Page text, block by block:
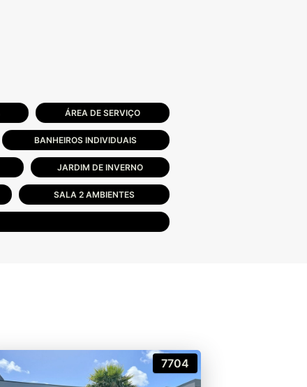
ÁREA DE SERVIÇO
BANHEIROS INDIVIDUAIS
JARDIM DE INVERNO
SALA 2 AMBIENTES
7704